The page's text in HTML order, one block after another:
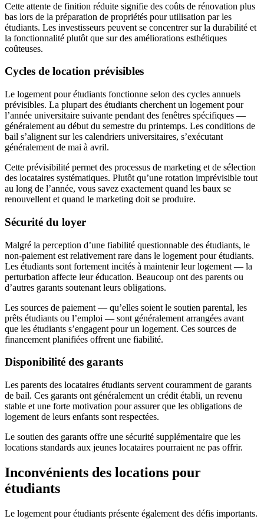
Cette attente de finition réduite signifie des coûts de rénovation plus
bas lors de la préparation de propriétés pour utilisation par les
étudiants. Les investisseurs peuvent se concentrer sur la durabilité et
la fonctionnalité plutôt que sur des améliorations esthétiques
coûteuses.
Cycles de location prévisibles
Le logement pour étudiants fonctionne selon des cycles annuels
prévisibles. La plupart des étudiants cherchent un logement pour
l’année universitaire suivante pendant des fenêtres spécifiques —
généralement au début du semestre du printemps. Les conditions de
bail s’alignent sur les calendriers universitaires, s’exécutant
généralement de mai à avril.
Cette prévisibilité permet des processus de marketing et de sélection
des locataires systématiques. Plutôt qu’une rotation imprévisible tout
au long de l’année, vous savez exactement quand les baux se
renouvellent et quand le marketing doit se produire.
Sécurité du loyer
Malgré la perception d’une fiabilité questionnable des étudiants, le
non-paiement est relativement rare dans le logement pour étudiants.
Les étudiants sont fortement incités à maintenir leur logement — la
perturbation affecte leur éducation. Beaucoup ont des parents ou
d’autres garants soutenant leurs obligations.
Les sources de paiement — qu’elles soient le soutien parental, les
prêts étudiants ou l’emploi — sont généralement arrangées avant
que les étudiants s’engagent pour un logement. Ces sources de
financement planifiées offrent une fiabilité.
Disponibilité des garants
Les parents des locataires étudiants servent couramment de garants
de bail. Ces garants ont généralement un crédit établi, un revenu
stable et une forte motivation pour assurer que les obligations de
logement de leurs enfants sont respectées.
Le soutien des garants offre une sécurité supplémentaire que les
locations standards aux jeunes locataires pourraient ne pas offrir.
Inconvénients des locations pour
étudiants
Le logement pour étudiants présente également des défis importants.